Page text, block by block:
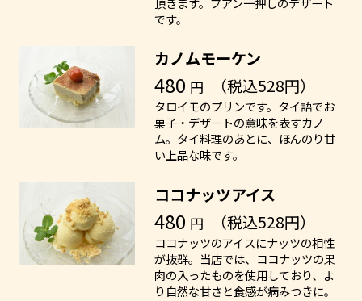
です。
カノムモーケン
480 円 （税込528円）
タロイモのプリンです。タイ語でお
菓子・デザートの意味を表すカノ
ム。タイ料理のあとに、ほんのり甘
い上品な味です。
ココナッツアイス
480 円 （税込528円）
ココナッツのアイスにナッツの相性
が抜群。当店では、ココナッツの果
肉の入ったものを使用しており、よ
り自然な甘さと食感が病みつきに。